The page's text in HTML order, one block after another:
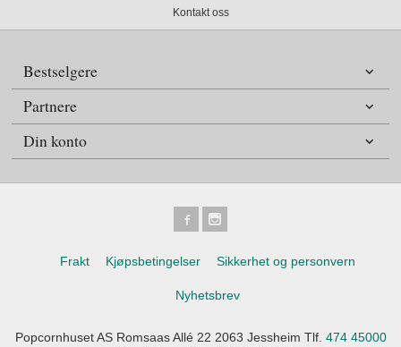
Kontakt oss
Bestselgere
Partnere
Din konto
Frakt Kjøpsbetingelser Sikkerhet og personvern
Nyhetsbrev
Popcornhuset AS Romsaas Allé 22 2063 Jessheim Tlf. 474 45000